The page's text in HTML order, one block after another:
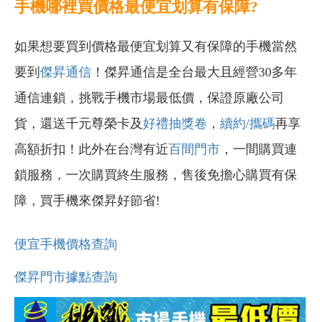
手機哪裡買價格最便宜划算有保障?
如果想要買到價格最便宜划算又有保障的手機當然
要到 傑昇通信 ！傑昇通信是全台最大且經營30多年
通信連鎖，挑戰手機市場最低價，保證原廠公司
貨，還送千元尊榮卡及好禮抽獎卷 ， 續約/攜碼再享
高額折扣！此外在台灣有近百間門市 ，一間購買連
鎖服務，一次購買終生服務，售後免擔心購買有保
障，買手機來傑昇好節省!
便宜手機價格查詢
傑昇門市據點查詢